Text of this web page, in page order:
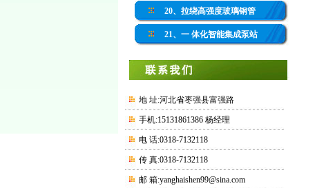
20、拉绕高强度玻璃钢管
21、一 体化智能集成泵站
地 址:河北省枣强县富强路
手机:15131861386 杨经理
电 话:0318-7132118
传 真:0318-7132118
邮 箱:yanghaishen99@sina.com